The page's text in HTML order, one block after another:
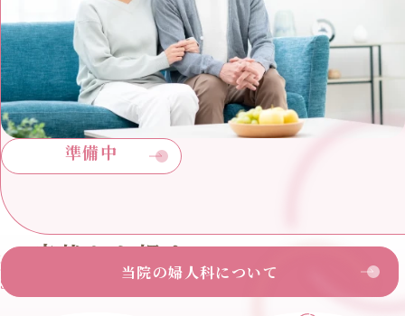
準備中
当院の婦人科について
症状から探す
Search by symptoms